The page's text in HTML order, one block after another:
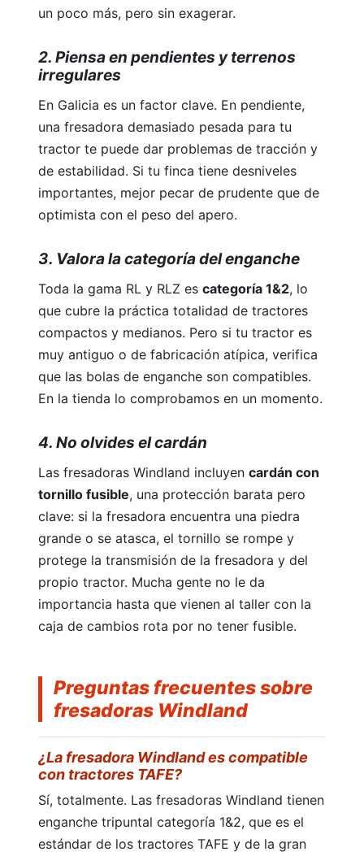
un poco más, pero sin exagerar.
2. Piensa en pendientes y terrenos
irregulares
En Galicia es un factor clave. En pendiente,
una fresadora demasiado pesada para tu
tractor te puede dar problemas de tracción y
de estabilidad. Si tu finca tiene desniveles
importantes, mejor pecar de prudente que de
optimista con el peso del apero.
3. Valora la categoría del enganche
Toda la gama RL y RLZ es categoría 1&2, lo
que cubre la práctica totalidad de tractores
compactos y medianos. Pero si tu tractor es
muy antiguo o de fabricación atípica, verifica
que las bolas de enganche son compatibles.
En la tienda lo comprobamos en un momento.
4. No olvides el cardán
Las fresadoras Windland incluyen cardán con
tornillo fusible, una protección barata pero
clave: si la fresadora encuentra una piedra
grande o se atasca, el tornillo se rompe y
protege la transmisión de la fresadora y del
propio tractor. Mucha gente no le da
importancia hasta que vienen al taller con la
caja de cambios rota por no tener fusible.
Preguntas frecuentes sobre
fresadoras Windland
¿La fresadora Windland es compatible
con tractores TAFE?
Sí, totalmente. Las fresadoras Windland tienen
enganche tripuntal categoría 1&2, que es el
estándar de los tractores TAFE y de la gran